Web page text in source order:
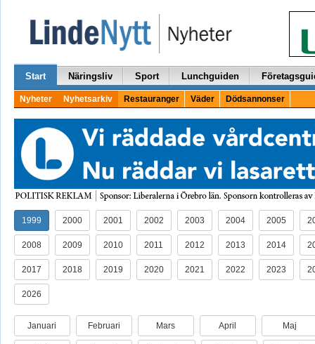
Start Näringsliv Sport Lunchguiden
Nyheter Nyhetsarkiv Restauranger Väder Dödsannonser
1999 2000 2001 2002 2003 2004 2005
2008 2009 2010 2011 2012 2013 2014
2017 2018 2019 2020 2021 2022 2023
2026
Januari Februari Mars April Maj